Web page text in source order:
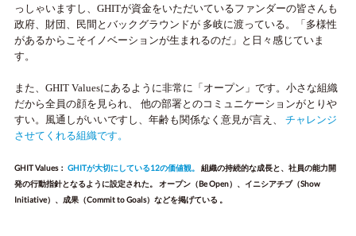
っしゃいますし、GHITが資金をいただいているファンダーの皆さんも
政府、財団、民間とバックグラウンドが 多岐に渡っている。「多様性
があるからこそイノベーションが生まれるのだ」と日々感じていま
す。
また、GHIT Valuesにあるように非常に「オープン」です。小さな組織
だから全員の顔を見られ、 他の部署とのコミュニケーションがとりや
すい。風通しがいいですし、年齢も関係なく意見が言え、 チャレンジ
させてくれる組織です。
GHIT Values： GHITが大切にしている12の価値観。 組織の持続的な成長と、社員の能力開
発の行動指針となるように設定された。 オープン（Be Open）、イニシアチブ（Show
Initiative）、成果（Commit to Goals）などを掲げている 。